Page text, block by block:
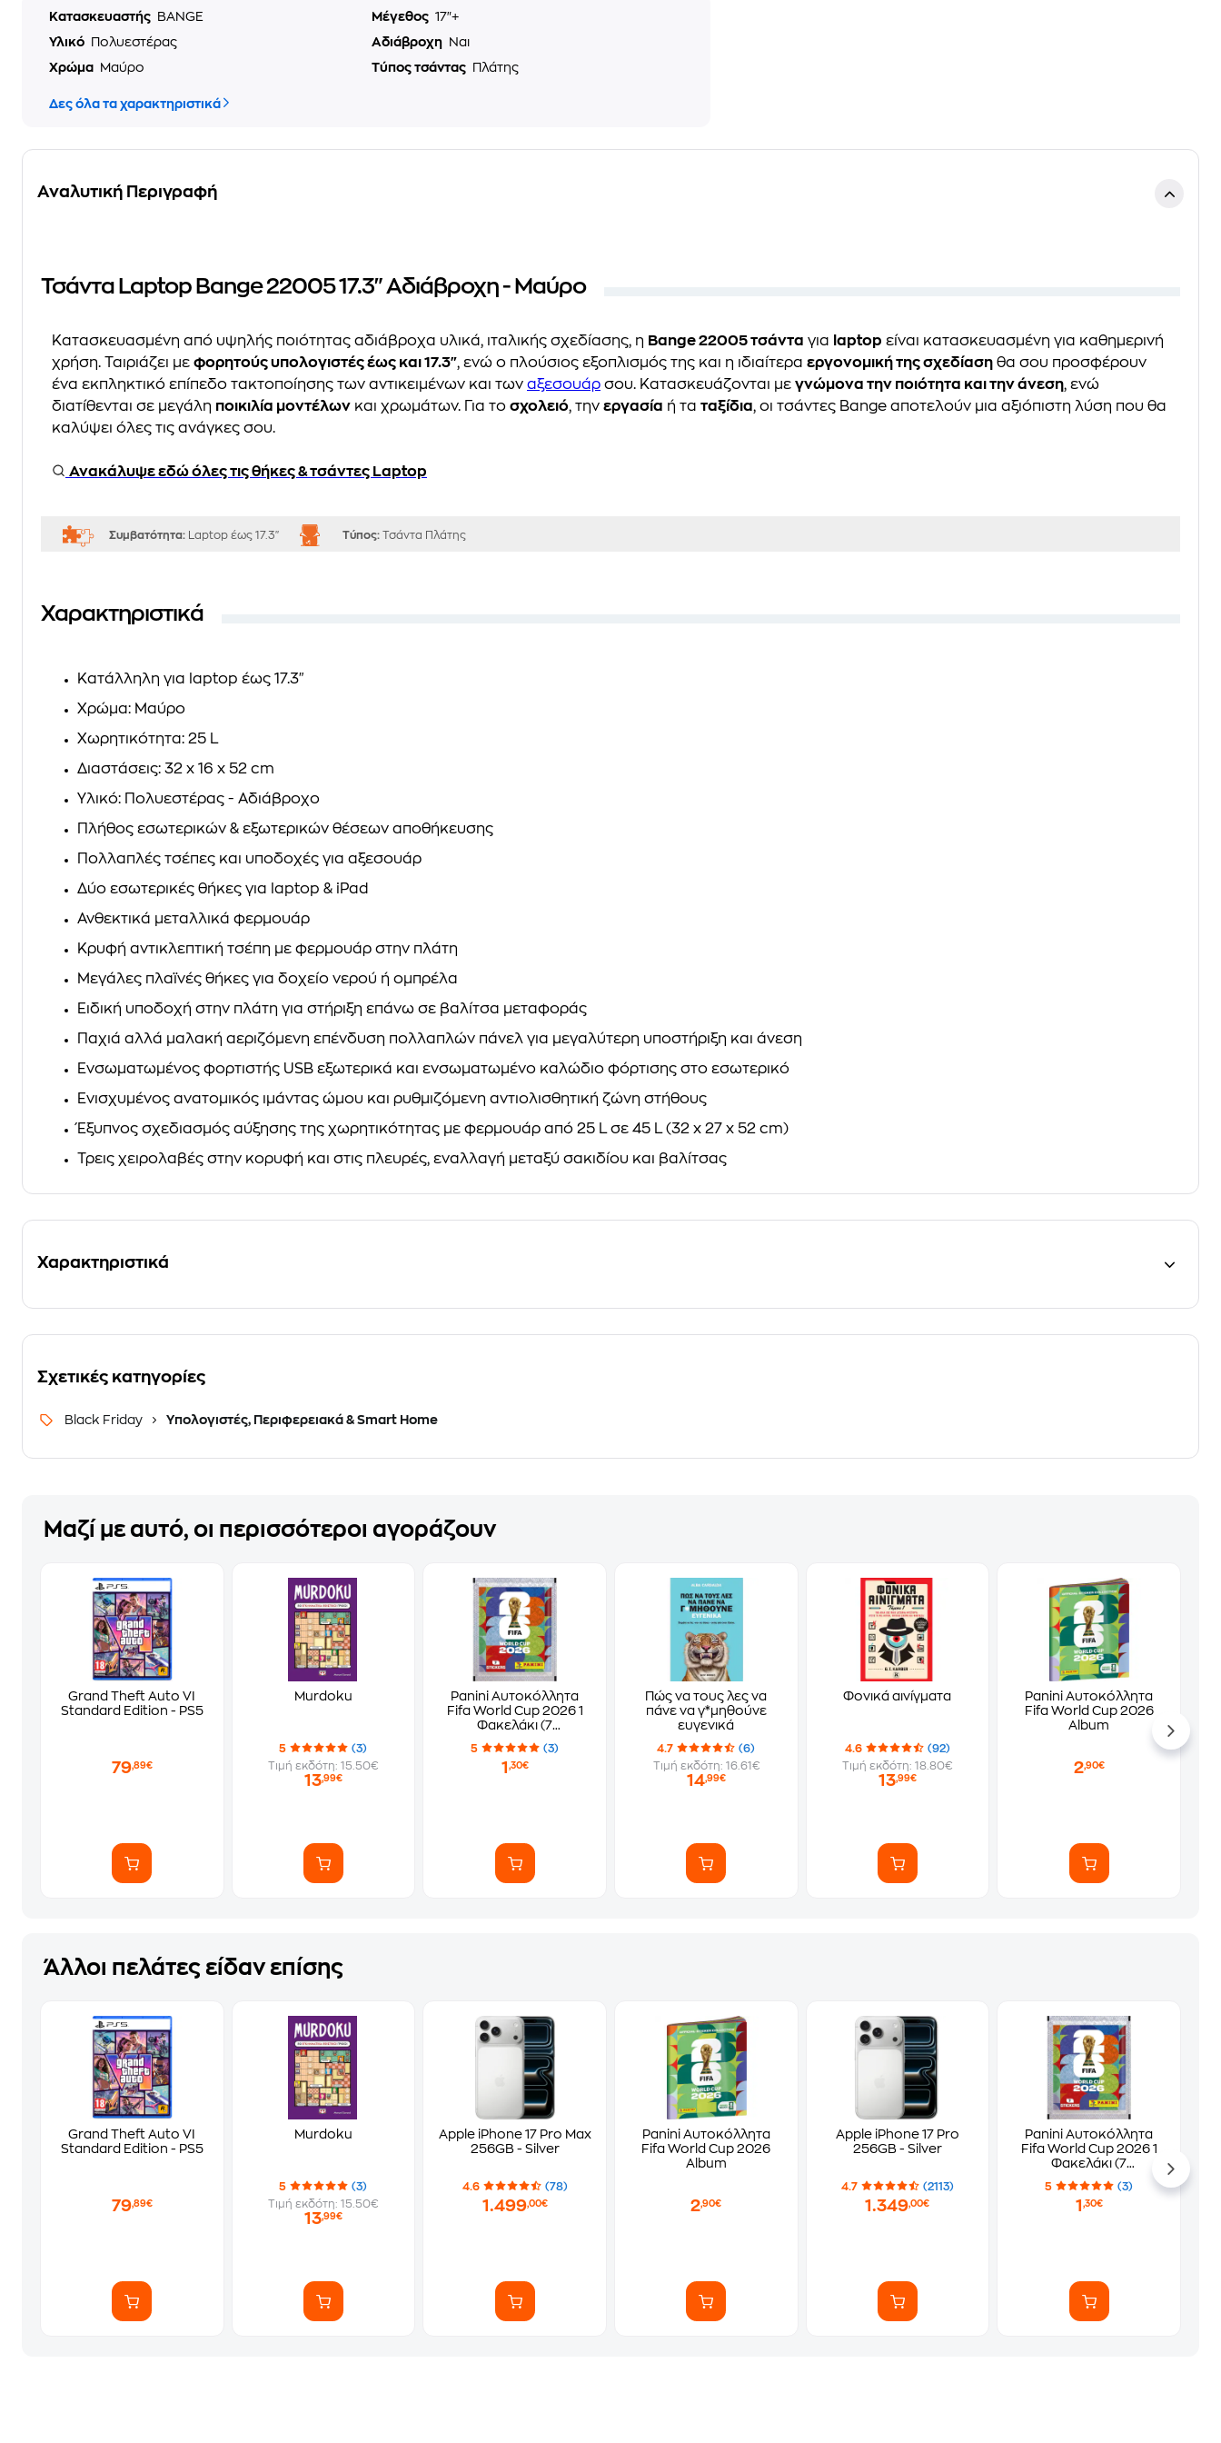
Κατασκευαστής BANGE Μέγεθος 17"+
Υλικό
Πολυεστέρας Αδιάβροχη
Ναι
Χρώμα
Μαύρο Τύπος τσάντας Πλάτης
Δες όλα τα χαρακτηριστικά
Αναλυτική Περιγραφή
Τσάντα Laptop Bange 22005 17.3" Αδιάβροχη - Μαύρο
Κατασκευασμένη από υψηλής ποιότητας αδιάβροχα υλικά, ιταλικής σχεδίασης, η Bange 22005 τσάντα για laptop είναι κατασκευασμένη για καθημερινή
χρήση. Ταιριάζει με φορητούς υπολογιστές έως και 17.3", ενώ ο πλούσιος εξοπλισμός της και η ιδιαίτερα εργονομική της σχεδίαση θα σου προσφέρουν
ένα εκπληκτικό επίπεδο τακτοποίησης των αντικειμένων και των αξεσουάρ σου. Κατασκευάζονται με γνώμονα την ποιότητα και την άνεση, ενώ
διατίθενται σε μεγάλη ποικιλία μοντέλων και χρωμάτων. Για το σχολειό, την εργασία ή τα ταξίδια, οι τσάντες Bange αποτελούν μια αξιόπιστη λύση που θα
καλύψει όλες τις ανάγκες σου.
Ανακάλυψε εδώ όλες τις θήκες & τσάντες Laptop
Συμβατότητα: Laptop έως 17.3" Τύπος: Τσάντα Πλάτης
Χαρακτηριστικά
Κατάλληλη για laptop έως 17.3"
Χρώμα: Μαύρο
Χωρητικότητα: 25 L
Διαστάσεις: 32 x 16 x 52 cm
Υλικό: Πολυεστέρας - Αδιάβροχο
Πλήθος εσωτερικών & εξωτερικών θέσεων αποθήκευσης
Πολλαπλές τσέπες και υποδοχές για αξεσουάρ
Δύο εσωτερικές θήκες για laptop & iPad
Ανθεκτικά μεταλλικά φερμουάρ
Κρυφή αντικλεπτική τσέπη με φερμουάρ στην πλάτη
Μεγάλες πλαϊνές θήκες για δοχείο νερού ή ομπρέλα
Ειδική υποδοχή στην πλάτη για στήριξη επάνω σε βαλίτσα μεταφοράς
Παχιά αλλά μαλακή αεριζόμενη επένδυση πολλαπλών πάνελ για μεγαλύτερη υποστήριξη και άνεση
Ενσωματωμένος φορτιστής USB εξωτερικά και ενσωματωμένο καλώδιο φόρτισης στο εσωτερικό
Ενισχυμένος ανατομικός ιμάντας ώμου και ρυθμιζόμενη αντιολισθητική ζώνη στήθους
Έξυπνος σχεδιασμός αύξησης της χωρητικότητας με φερμουάρ από 25 L σε 45 L (32 x 27 x 52 cm)
Τρεις χειρολαβές στην κορυφή και στις πλευρές, εναλλαγή μεταξύ σακιδίου και βαλίτσας
Χαρακτηριστικά
Σχετικές κατηγορίες
Black Friday Υπολογιστές, Περιφερειακά & Smart Home
Μαζί με αυτό, οι περισσότεροι αγοράζουν
Grand Theft Auto VI
Standard Edition - PS5
79,89€
Murdoku
5
(3)
Τιμή εκδότη: 15.50€
13,99€
Panini Αυτοκόλλητα
Fifa World Cup 2026 1
Φακελάκι (7
Αυτοκόλλητα)
5 (3)
1 ,30€
Πώς να τους λες να
πάνε να γ*μηθούνε
ευγενικά
4.7
(6)
Τιμή εκδότη: 16.61€
14,99€
Φονικά αινίγματα
4.6
(92)
Τιμή εκδότη: 18.80€
13,99€
Panini Αυτοκόλλητα
Fifa World Cup 2026
Album
2,90€
Άλλοι πελάτες είδαν επίσης
Grand Theft Auto VI
Standard Edition - PS5
79,89€
Murdoku
5
(3)
Τιμή εκδότη: 15.50€
13,99€
Apple iPhone 17 Pro Max
256GB - Silver
4.6 (78)
1.499,00€
Panini Αυτοκόλλητα
Fifa World Cup 2026
Album
2,90€
Apple iPhone 17 Pro
256GB - Silver
4.7 (2113)
1.349,00€
Panini Αυτοκόλλητα
Fifa World Cup 2026 1
Φακελάκι (7
Αυτοκόλλητα)
5 (3)
1 ,30€